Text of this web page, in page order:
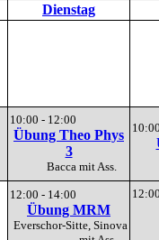
Dienstag
10:00 - 12:00
Übung Theo Phys
3
Bacca mit Ass.
12:00 - 14:00
Übung MRM
Everschor-Sitte, Sinova